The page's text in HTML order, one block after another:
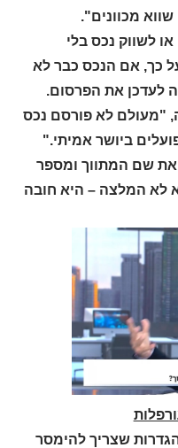
מכוונים".
לשווק נכס בלי
כך, אם הנכס כבר לא
לעדכן את הפרסום.
"מעולם לא פורסם נכס
ביושר אמיתי."
את שם המתווך ומספר
לא המלצה – היא חובה
שצריך להימסר